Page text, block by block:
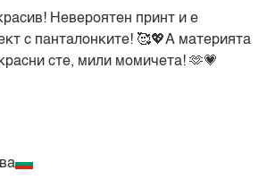
Невероятен принт и е
с панталонките! 🥰💖А материята
сте, мили момичета! 🫶💗